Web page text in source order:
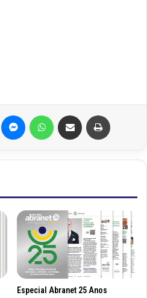
Reddit MessengerWhatsAppCompartilhar via e-mail
Especial Abranet 25 Anos